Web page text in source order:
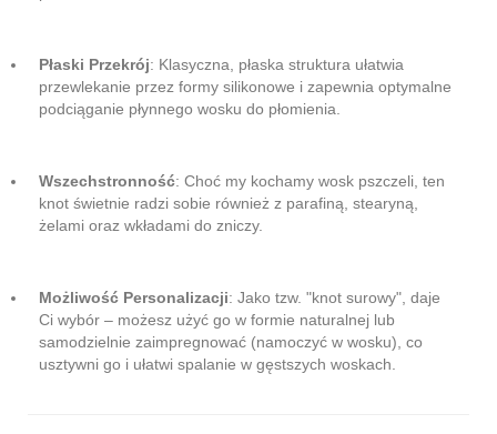
Płaski Przekrój: Klasyczna, płaska struktura ułatwia
przewlekanie przez formy silikonowe i zapewnia optymalne
podciąganie płynnego wosku do płomienia.
Wszechstronność: Choć my kochamy wosk pszczeli, ten
knot świetnie radzi sobie również z parafiną, stearyną,
żelami oraz wkładami do zniczy.
Możliwość Personalizacji: Jako tzw. "knot surowy", daje
Ci wybór – możesz użyć go w formie naturalnej lub
samodzielnie zaimpregnować (namoczyć w wosku), co
usztywni go i ułatwi spalanie w gęstszych woskach.